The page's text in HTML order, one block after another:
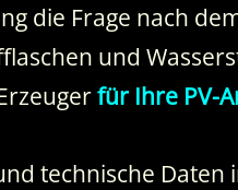
die Frage nach
und
für Ihre PV-
technische